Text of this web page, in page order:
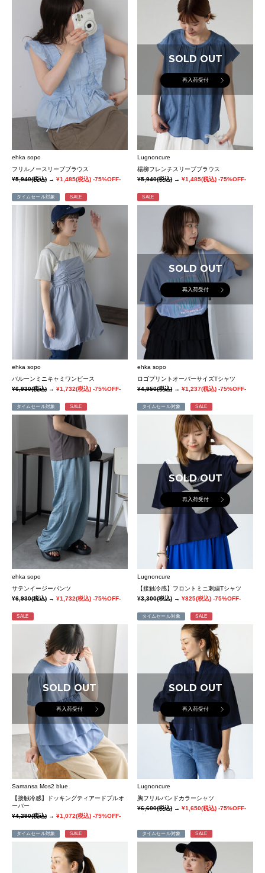
ehka sopo
フリルノースリーブブラウス
¥5,940(税込) → ¥1,485(税込) -75%OFF-
SOLD OUT
再入荷受付
Lugnoncure
楊柳フレンチスリーブブラウス
¥5,940(税込)→¥1,485(税込) -75%OFF-
タイムセール対象 SALE
ehka sopo
バルーンミニキャミワンピース
¥6,930(税込) → ¥1,732(税込) -75%OFF-
SALE
SOLD OUT
再入荷受付
ehka sopo
ロゴプリントオーバーサイズTシャツ
¥4,950(税込)→¥1,237(税込) -75%OFF-
タイムセール対象 SALE
ehka sopo
サテンイージーパンツ
¥6,930(税込) → ¥1,732(税込) -75%OFF-
タイムセール対象 SALE
SOLD OUT
再入荷受付
Lugnoncure
【接触冷感】フロントミニ刺繍Tシャツ
¥3,300(税込)→¥825(税込) -75%OFF-
SALE
SOLD OUT
再入荷受付
Samansa Mos2 blue
【接触冷感】ドッキングティアードプルオ
ーバー
¥4,290(税込) → ¥1,072(税込) -75%OFF-
タイムセール対象 SALE
SOLD OUT
再入荷受付
Lugnoncure
胸フリルバンドカラーシャツ
¥6,600(税込)→¥1,650(税込) -75%OFF-
タイムセール対象 SALE タイムセール対象 SALE